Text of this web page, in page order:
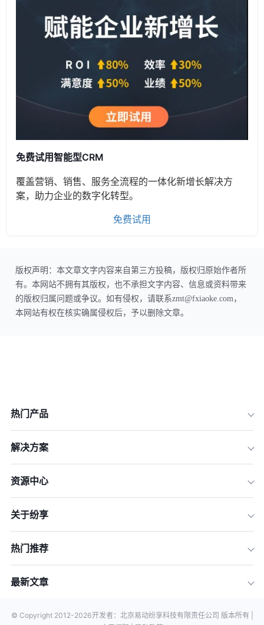
免费试用智能型CRM
覆盖营销、销售、服务全流程的一体化新增长解决方
案，助力企业的数字化转型。
免费试用
版权声明：本文章文字内容来自第三方投稿，版权归原始作者所
有。本网站不拥有其版权，也不承担文字内容、信息或资料带来
的版权归属问题或争议。如有侵权，请联系zmt@fxiaoke.com，
本网站有权在核实确属侵权后，予以删除文章。
热门产品
解决方案
资源中心
关于纷享
热门推荐
最新文章
© Copyright 2012-2026开发者：北京易动纷享科技有限责任公司 版本所有 |